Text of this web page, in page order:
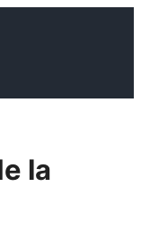
la